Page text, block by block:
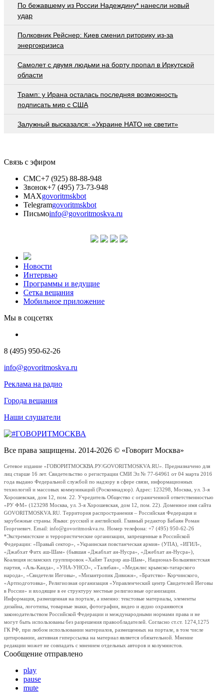
По бежавшему из России Надеждину* нанесли новый
удар
Полковник Рейснер: Киев сменил риторику из-за
энергокризиса
Самолет с двумя людьми на борту пропал в Иркутской
области
Трамп: у Ирана осталась последняя возможность
подписать мир с США
Залужный высказался: «Украине НАТО не светит»
Связь с эфиром
СМС+7 (925) 88-88-948
Звонок+7 (495) 73-73-948
MAXgovoritmskbot
Telegramgovoritmskbot
Письмоinfo@govoritmoskva.ru
Новости
Интервью
Программы и ведущие
Сетка вещания
Мобильное приложение
Мы в соцсетях
8 (495) 950-62-26
info@govoritmoskva.ru
Реклама на радио
Города вещания
Наши слушатели
Все права защищены. 2014-2026 © «Говорит Москва»
Сетевое издание «ГОВОРИТМОСКВА.РУ/GOVORITMOSKVA.RU». Предназначено для
лиц старше 16 лет. Свидетельство о регистрации СМИ Эл № 77-64961 от 04 марта 2016
года выдано Федеральной службой по надзору в сфере связи, информационных
технологий и массовых коммуникаций (Роскомнадзор). Адрес: 123298, Москва, ул. 3-я
Хорошевская, дом 12, пом. 22. Учредитель Общество с ограниченной ответственностью
«РУ ФМ» (123298 Москва, ул. 3-я Хорошевская, дом 12, пом. 22). Доменное имя сайта
GOVORITMOSKVA.RU. Территория распространения – Российская Федерация и
зарубежные страны. Языки: русский и английский. Главный редактор Бабаян Роман
Георгиевич. Email: info@govoritmoskva.ru. Номер телефона: +7 (495) 950-62-26
*Экстремистские и террористические организации, запрещенные в Российской
Федерации: «Правый сектор», «Украинская повстанческая армия» (УПА), «ИГИЛ»,
«Джабхат Фатх аш-Шам» (бывшая «Джабхат ан-Нусра», «Джебхат ан-Нусра»),
Коалиция исламских группировок «Хайят Тахрир аш-Шам», Национал-Большевистская
партия, «Аль-Каида», «УНА-УНСО», «Талибан», «Меджлис крымско-татарского
народа», «Свидетели Иеговы», «Мизантропик Дивижн», «Братство» Корчинского,
«Артподготовка», Религиозная организация «Управленческий центр Свидетелей Иеговы
в России» и входящие в ее структуру местные религиозные организации.
Информация, размещенная на портале, а именно: текстовые материалы, элементы
дизайна, логотипы, товарные знаки, фотографии, видео и аудио охраняются
законодательством Российской Федерации и международными нормами права и не
могут быть использованы без разрешения правообладателей. Согласно ст.ст. 1274,1275
ГК РФ, при любом использовании материалов, размещенных на портале, в том числе
цитировании, активная гиперссылка на материал является обязательной. Мнение
редакции может не совпадать с мнением отдельных авторов и колумнистов.
Сообщение отправлено
play
pause
mute